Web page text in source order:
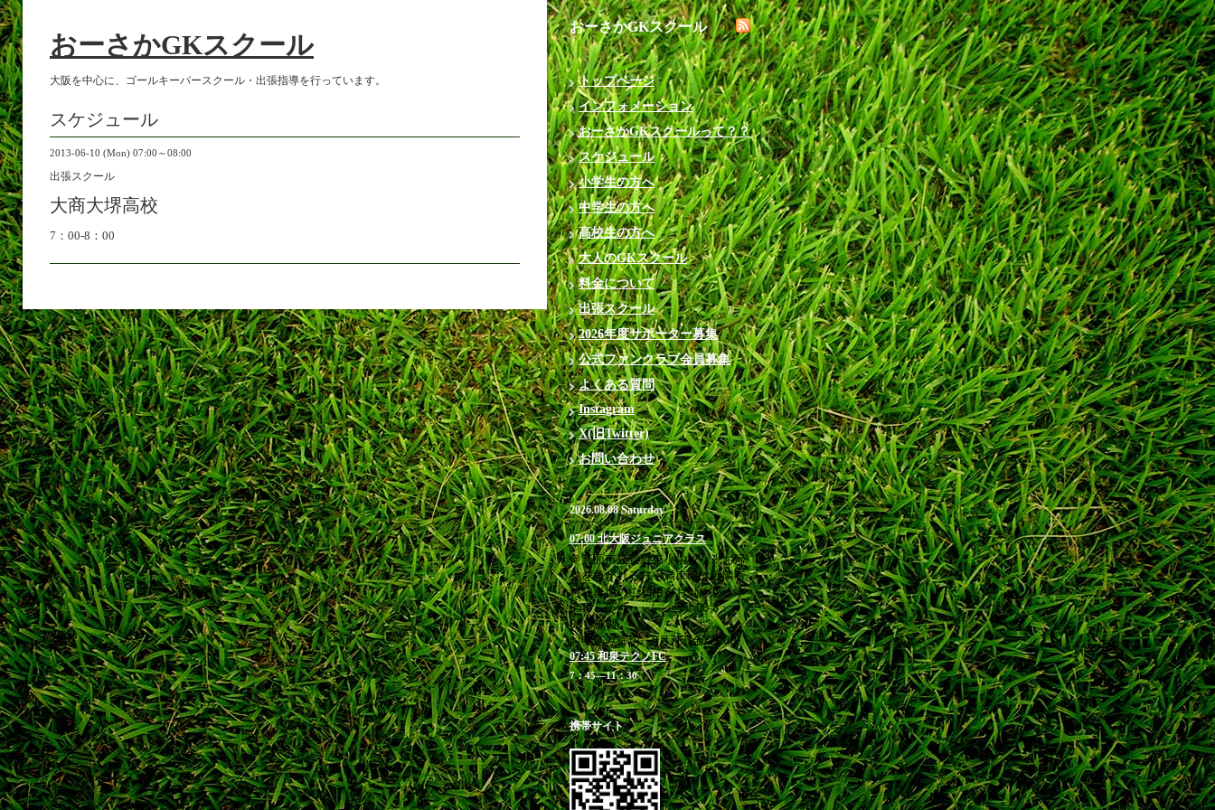
おーさかGKスクール
大阪を中心に、ゴールキーパースクール・出張指導を行っています。
スケジュール
2013-06-10 (Mon) 07:00～08:00
出張スクール
大商大堺高校
7：00-8：00
おーさかGKスクール
トップページ
インフォメーション
おーさかGKスクールって？？
スケジュール
小学生の方へ
中学生の方へ
高校生の方へ
大人のGKスクール
料金について
出張スクール
2026年度サポーター募集
公式ファンクラブ会員募集
よくある質問
Instagram
X(旧Twitter)
お問い合わせ
2026.08.08 Saturday
07:00 北大阪ジュニアクラス
＠箕面市立萱野東小学校 ※お帰
りを急がれる方や満車時は近隣有
料駐車場のご利用をお勧めします
6:40 受付 / 7：00-8：
00 練習
お申込み締切 8月7日(金)23:00
07:45 和泉テクノFC
7：45―11：30
携帯サイト